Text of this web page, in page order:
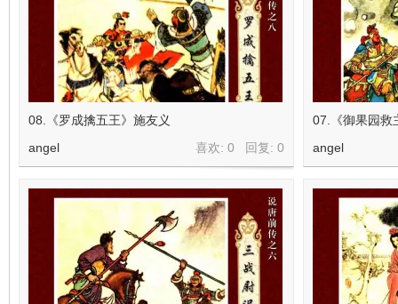
08.《罗成擒五王》施友义
喜欢: 0 回复: 0
angel
07.《御果园救
angel